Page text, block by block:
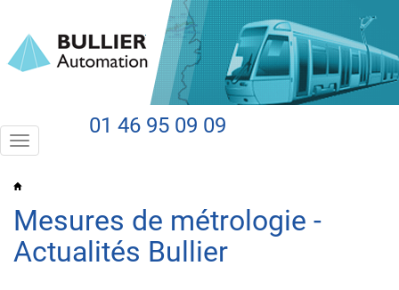
01 46 95 09 09
Toggle
Mesures de métrologie -
Actualités Bullier